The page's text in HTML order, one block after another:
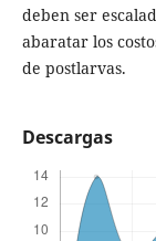
deben ser
abaratar los
de postlarvas.
Descargas